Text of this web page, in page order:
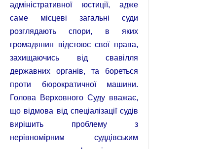
адміністративної юстиції, адже
саме місцеві загальні суди
розглядають спори, в яких
громадянин відстоює свої права,
захищаючись від свавілля
державних органів, та бореться
проти бюрократичної машини.
Голова Верховного Суду вважає,
що відмова від спеціалізації судів
вирішить проблему з
нерівномірним суддівським